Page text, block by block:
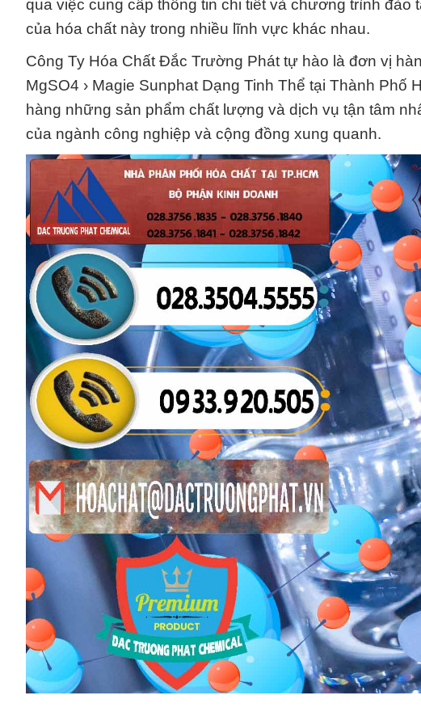
qua việc cung cấp thông tin chi tiết và chương trình
của hóa chất này trong nhiều lĩnh vực khác nhau.
Công Ty Hóa Chất Đắc Trường Phát tự hào là đơn vị
MgSO4 › Magie Sunphat Dạng Tinh Thể tại Thành
hàng những sản phẩm chất lượng và dịch vụ tận tâm
của ngành công nghiệp và cộng đồng xung quanh.